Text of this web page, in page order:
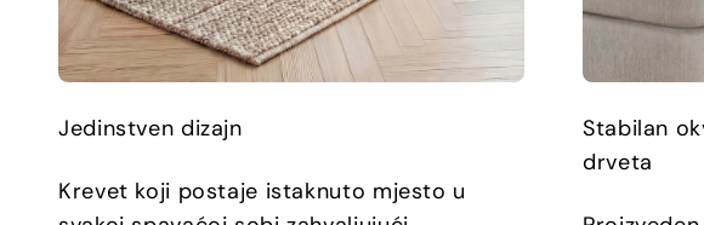
Jedinstven dizajn
Krevet koji postaje istaknuto mjesto u
Stabilan
drveta